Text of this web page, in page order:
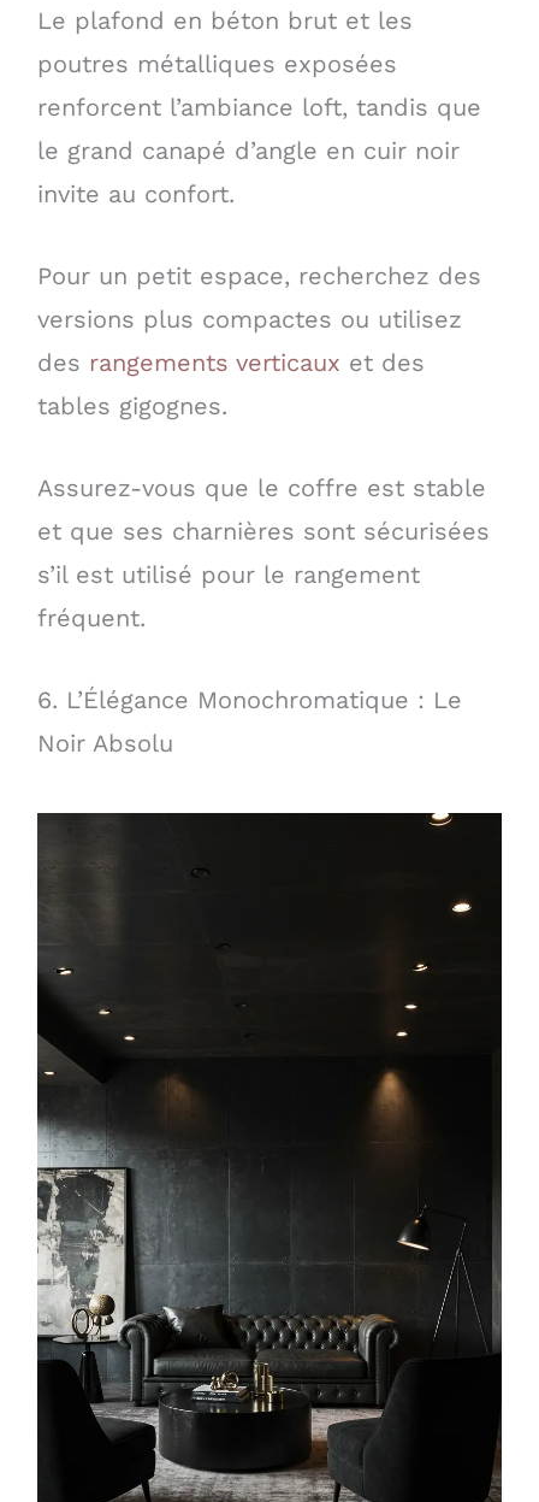
Le plafond en béton brut et les
poutres métalliques exposées
renforcent l’ambiance loft, tandis que
le grand canapé d’angle en cuir noir
invite au confort.
Pour un petit espace, recherchez des
versions plus compactes ou utilisez
des rangements verticaux et des
tables gigognes.
Assurez-vous que le coffre est stable
et que ses charnières sont sécurisées
s’il est utilisé pour le rangement
fréquent.
6. L’Élégance Monochromatique : Le
Noir Absolu